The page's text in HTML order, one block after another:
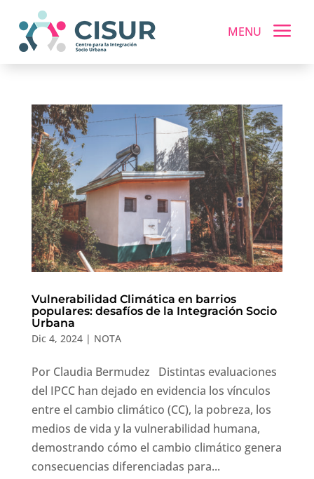
MENU a
Vulnerabilidad Climática en barrios
populares: desafíos de la Integración Socio
Urbana
Dic 4, 2024| NOTA
Por Claudia Bermudez Distintas evaluaciones
del IPCC han dejado en evidencia los vínculos
entre el cambio climático (CC), la pobreza, los
medios de vida y la vulnerabilidad humana,
demostrando cómo el cambio climático genera
consecuencias diferenciadas para...